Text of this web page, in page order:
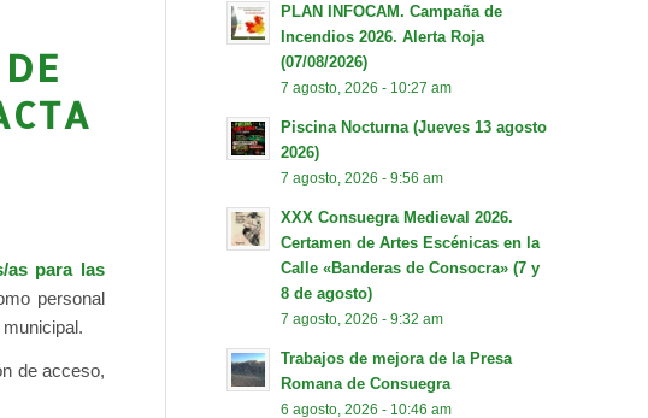
as para las
personal
de acceso,
PLAN INFOCAM. Campaña de
Incendios 2026. Alerta Roja
(07/08/2026)
7 agosto, 2026 - 10:27 am
Piscina Nocturna (Jueves 13 agosto
2026)
7 agosto, 2026 - 9:56 am
XXX Consuegra Medieval 2026.
Certamen de Artes Escénicas en la
Calle «Banderas de Consocra» (7 y
8 de agosto)
7 agosto, 2026 - 9:32 am
Trabajos de mejora de la Presa
Romana de Consuegra
6 agosto, 2026 - 10:46 am